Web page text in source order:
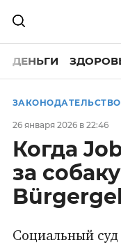
ДЕНЬГИ
26 января 2026 в 22:46
Когда
за
Социальный суд